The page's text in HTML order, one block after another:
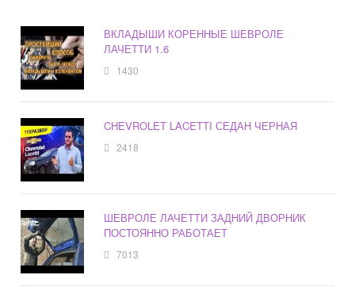
ВКЛАДЫШИ КОРЕННЫЕ ШЕВРОЛЕ
ЛАЧЕТТИ 1.6
1430
CHEVROLET LACETTI СЕДАН ЧЕРНАЯ
2418
ШЕВРОЛЕ ЛАЧЕТТИ ЗАДНИЙ ДВОРНИК
ПОСТОЯННО РАБОТАЕТ
7013